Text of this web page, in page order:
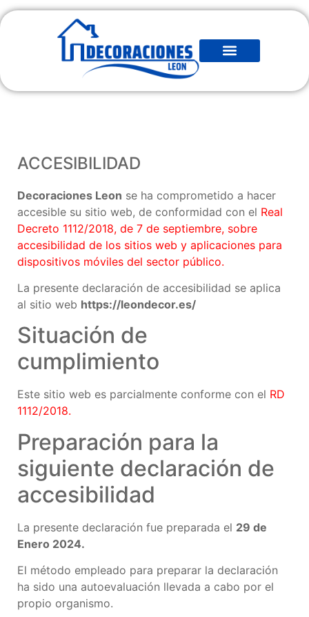
ACCESIBILIDAD
Decoraciones Leon se ha comprometido a hacer
accesible su sitio web, de conformidad con el Real
Decreto 1112/2018, de 7 de septiembre, sobre
accesibilidad de los sitios web y aplicaciones para
dispositivos móviles del sector público.
La presente declaración de accesibilidad se aplica
al sitio web https://leondecor.es/
Situación de
cumplimiento
Este sitio web es parcialmente conforme con el RD
1112/2018.
Preparación para la
siguiente declaración de
accesibilidad
La presente declaración fue preparada el 29 de
Enero 2024.
El método empleado para preparar la declaración
ha sido una autoevaluación llevada a cabo por el
propio organismo.